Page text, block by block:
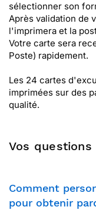
sélectionner son
Après validation de
l'imprimera et la
Votre carte sera
Poste) rapidement.
Les 24 cartes
imprimées sur des
qualité.
Vos
Comment
pour obtenir